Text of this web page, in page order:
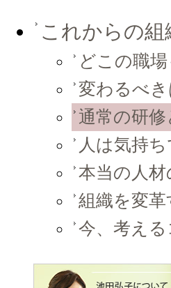
これからの
どこの職
変わるべ
通常の研
人は気持ち
本当の人材
組織を変
今、考え